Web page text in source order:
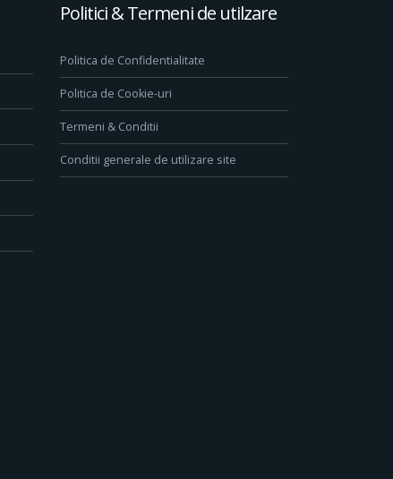
Politici & Termeni de utilzare
Politica de Confidentialitate
Politica de Cookie-uri
Termeni & Conditii
Conditii generale de utilizare site